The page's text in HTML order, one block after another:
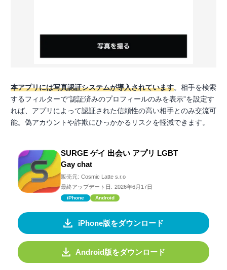
本アプリには写真認証システムが導入されています。相手を検索
するフィルターで“認証済みのプロフィールのみを表示”を設定す
れば、アプリによって認証された信頼性の高い相手とのみ交流可
能。偽アカウントや詐欺にひっかかるリスクを軽減できます。
SURGE ゲイ 出会い アプリ LGBT
Gay chat
販売元: Cosmic Latte s.r.o
最終アップデート日: 2026年6月17日
iPhone Android
iPhone版をダウンロード
Android版をダウンロード